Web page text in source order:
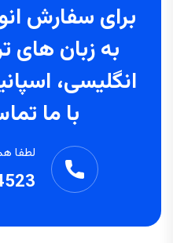
برای سفارش
به زبان های
انگلیسی،
با ما
لطفا